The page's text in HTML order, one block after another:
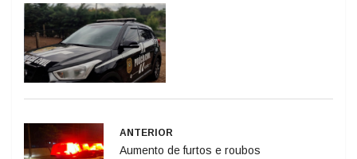
ANTERIOR
Aumento de furtos e roubos